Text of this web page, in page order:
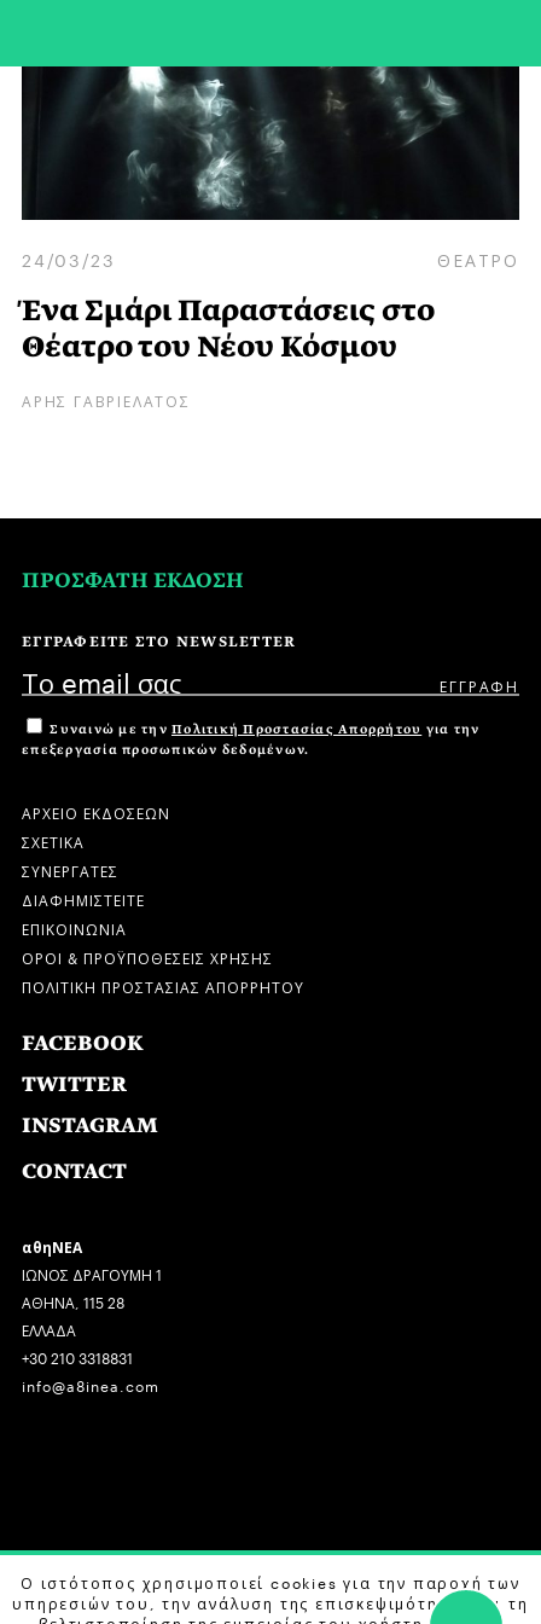
24/03/23 ΘΕΑΤΡΟ
Ένα Σμάρι Παραστάσεις στο
Θέατρο του Νέου Κόσμου
ΑΡΗΣ ΓΑΒΡΙΕΛΑΤΟΣ
ΠΡΟΣΦΑΤΗ ΕΚΔΟΣΗ
ΕΓΓΡΑΦΕΙΤΕ ΣΤΟ NEWSLETTER
Συναινώ με την Πολιτική Προστασίας Απορρήτου για την
επεξεργασία προσωπικών δεδομένων.
ΑΡΧΕΙΟ ΕΚΔΟΣΕΩΝ
ΣΧΕΤΙΚΑ
ΣΥΝΕΡΓΑΤΕΣ
ΔΙΑΦΗΜΙΣΤΕΙΤΕ
ΕΠΙΚΟΙΝΩΝΙΑ
ΟΡΟΙ & ΠΡΟΫΠΟΘΕΣΕΙΣ ΧΡΗΣΗΣ
ΠΟΛΙΤΙΚΗ ΠΡΟΣΤΑΣΙΑΣ ΑΠΟΡΡΗΤΟΥ
FACEBOOK
TWITTER
INSTAGRAM
CONTACT
αθηΝΕΑ
ΙΩΝΟΣ ΔΡΑΓΟΥΜΗ 1
ΑΘΗΝΑ, 115 28
ΕΛΛΑΔΑ
+30 210 3318831
info@a8inea.com
COPYRIGHT © 2026 αθηΝΕΑ, ALL RIGHTS RESERVED.
DESIGN BY G DESIGN STUDIO. DEVELOPED BYB LABS
Ο ιστότοπος χρησιμοποιεί cookies για την παροχή των
υπηρεσιών του, την ανάλυση της επισκεψιμότητας και τη